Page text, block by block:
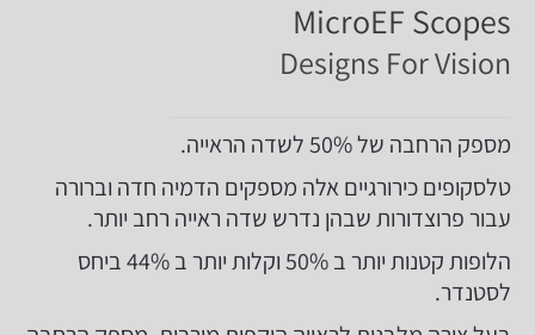
MicroEF Scopes
Designs For Vision
מספק הרחבה של 50% לשדה הראייה.
טלסקופים כירורגיים אלה מספקים הדמיה חדה וברורה
עבור פרוצדורות שבהן נדרש שדה ראייה רחב יותר.
הלופות קטנות יותר ב 50% וקלות יותר ב 44% ביחס
לסטנדר.